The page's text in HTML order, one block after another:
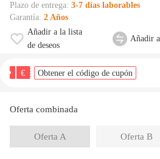
Plazo de entrega: 3-7 días laborables
Garantía: 2 Años
Añadir a la lista
de deseos
Añadir
€ Obtener el código de cupón
Oferta combinada
Oferta A Oferta B